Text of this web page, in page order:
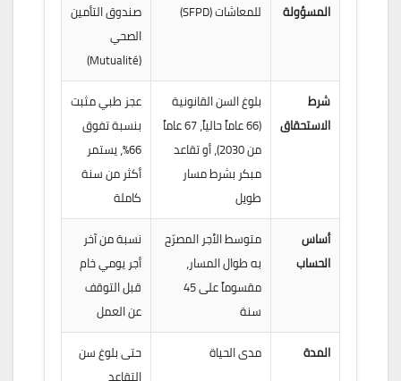
المسؤولة
للمعاشات (SFPD)
صندوق التأمين
الصحي
(Mutualité)
شرط
الاستحقاق
بلوغ السن القانونية
(66 عاماً حالياً، 67 عاماً
من 2030)، أو تقاعد
مبكر بشرط مسار
طويل
عجز طبي مثبت
بنسبة تفوق
66%، يستمر
أكثر من سنة
كاملة
أساس
الحساب
متوسط الأجر المصرّح
به طوال المسار،
مقسوماً على 45
سنة
نسبة من آخر
أجر يومي خام
قبل التوقف
عن العمل
المدة
مدى الحياة
حتى بلوغ سن